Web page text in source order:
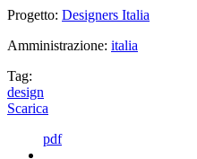
Progetto: Designers Italia
Amministrazione: italia
Tag:
design
Scarica
pdf